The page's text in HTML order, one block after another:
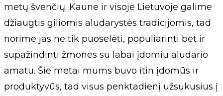
metų švenčių. Kaune ir visoje Lietuvoje galime
džiaugtis giliomis aludarystės tradicijomis, tad
norime jas ne tik puoselėti, populiarinti bet ir
supažindinti žmones su labai įdomiu aludario
amatu. Šie metai mums buvo itin įdomūs ir
produktyvūs, tad visus penktadienį užsukusius į